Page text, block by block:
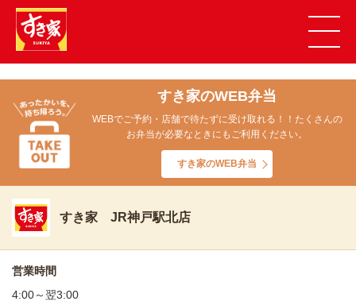
すき家のWEB弁当
WEBでご予約・店舗で待たずに受け取れる！！たくさんの
お弁当が必要なときにもご利用ください。
すき家のWEB弁当
すき家 JR神戸駅北店
営業時間
4:00～翌3:00